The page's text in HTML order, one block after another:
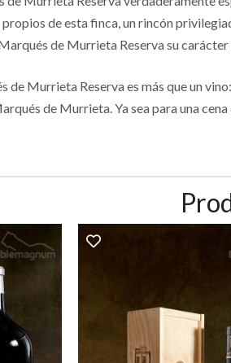
de esta finca, un rincón
de Murrieta Reserva su
de Murrieta Reserva es más que un
de Murrieta. Ya sea para una